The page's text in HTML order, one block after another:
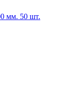
мм. 50 шт.